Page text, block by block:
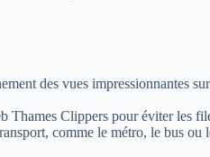
des vues impressionnantes
Thames Clippers pour éviter les
comme le métro, le bus ou